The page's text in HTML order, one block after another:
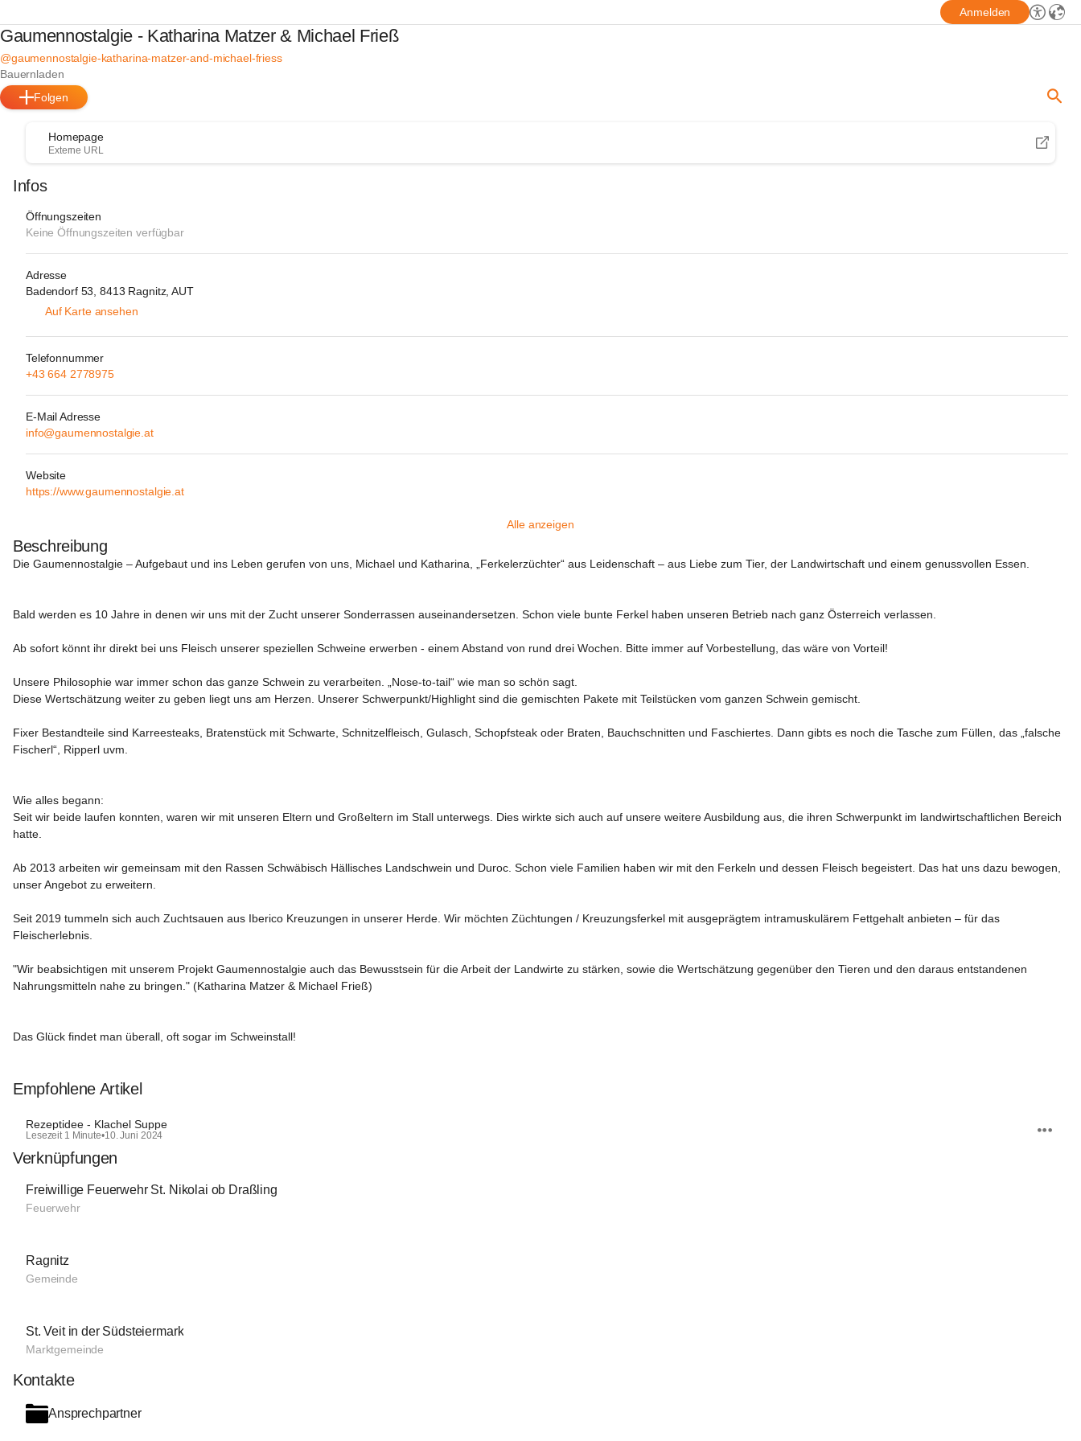
Anmelden
Gaumennostalgie - Katharina Matzer & Michael Frieß
@gaumennostalgie-katharina-matzer-and-michael-friess
Bauernladen
Folgen
Homepage
Externe URL
Infos
Öffnungszeiten
Keine Öffnungszeiten verfügbar
Adresse
Badendorf 53, 8413 Ragnitz, AUT
Auf Karte ansehen
Telefonnummer
+43 664 2778975
E-Mail Adresse
info@gaumennostalgie.at
Website
https://www.gaumennostalgie.at
Alle anzeigen
Beschreibung
Die Gaumennostalgie – Aufgebaut und ins Leben gerufen von uns, Michael und Katharina, „Ferkelerzüchter“ aus Leidenschaft – aus Liebe zum Tier, der Landwirtschaft und einem genussvollen Essen.
Bald werden es 10 Jahre in denen wir uns mit der Zucht unserer Sonderrassen auseinandersetzen. Schon viele bunte Ferkel haben unseren Betrieb nach ganz Österreich verlassen.
Ab sofort könnt ihr direkt bei uns Fleisch unserer speziellen Schweine erwerben - einem Abstand von rund drei Wochen. Bitte immer auf Vorbestellung, das wäre von Vorteil!
Unsere Philosophie war immer schon das ganze Schwein zu verarbeiten. „Nose-to-tail“ wie man so schön sagt.
Diese Wertschätzung weiter zu geben liegt uns am Herzen. Unserer Schwerpunkt/Highlight sind die gemischten Pakete mit Teilstücken vom ganzen Schwein gemischt.
Fixer Bestandteile sind Karreesteaks, Bratenstück mit Schwarte, Schnitzelfleisch, Gulasch, Schopfsteak oder Braten, Bauchschnitten und Faschiertes. Dann gibts es noch die Tasche zum Füllen, das „falsche
Fischerl“, Ripperl uvm.
Wie alles begann:
Seit wir beide laufen konnten, waren wir mit unseren Eltern und Großeltern im Stall unterwegs. Dies wirkte sich auch auf unsere weitere Ausbildung aus, die ihren Schwerpunkt im landwirtschaftlichen Bereich
hatte.
Ab 2013 arbeiten wir gemeinsam mit den Rassen Schwäbisch Hällisches Landschwein und Duroc. Schon viele Familien haben wir mit den Ferkeln und dessen Fleisch begeistert. Das hat uns dazu bewogen,
unser Angebot zu erweitern.
Seit 2019 tummeln sich auch Zuchtsauen aus Iberico Kreuzungen in unserer Herde. Wir möchten Züchtungen / Kreuzungsferkel mit ausgeprägtem intramuskulärem Fettgehalt anbieten – für das
Fleischerlebnis.
"Wir beabsichtigen mit unserem Projekt Gaumennostalgie auch das Bewusstsein für die Arbeit der Landwirte zu stärken, sowie die Wertschätzung gegenüber den Tieren und den daraus entstandenen
Nahrungsmitteln nahe zu bringen." (Katharina Matzer & Michael Frieß)
Das Glück findet man überall, oft sogar im Schweinstall!
Empfohlene Artikel
Rezeptidee - Klachel Suppe
Lesezeit 1 Minute•10. Juni 2024
Verknüpfungen
Freiwillige Feuerwehr St. Nikolai ob Draßling
Feuerwehr
Ragnitz
Gemeinde
St. Veit in der Südsteiermark
Marktgemeinde
Kontakte
Ansprechpartner